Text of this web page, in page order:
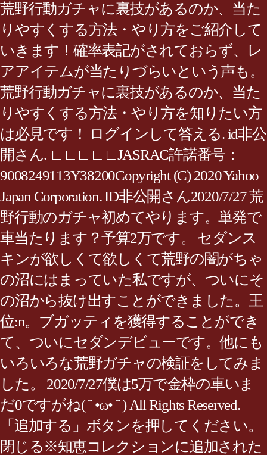
荒野行動ガチャに裏技があるのか、当た
りやすくする方法・やり方をご紹介して
いきます！確率表記がされておらず、レ
アアイテムが当たりづらいという声も。
荒野行動ガチャに裏技があるのか、当た
りやすくする方法・やり方を知りたい方
は必見です！ ログインして答える. id非公
開さん. ∟∟∟∟∟JASRAC許諾番号：
9008249113Y38200Copyright (C) 2020 Yahoo
Japan Corporation. ID非公開さん2020/7/27 荒
野行動のガチャ初めてやります。単発で
車当たります？予算2万です。 セダンス
キンが欲しくて欲しくて荒野の闇がちゃ
の沼にはまっていた私ですが、ついにそ
の沼から抜け出すことができました。王
位:n。ブガッティを獲得することができ
て、ついにセダンデビューです。他にも
いろいろな荒野ガチャの検証をしてみま
した。 2020/7/27僕は5万で金枠の車いま
だ0ですがね( ˘ •ω• ˘ ) All Rights Reserved.
「追加する」ボタンを押してください。
閉じる※知恵コレクションに追加された